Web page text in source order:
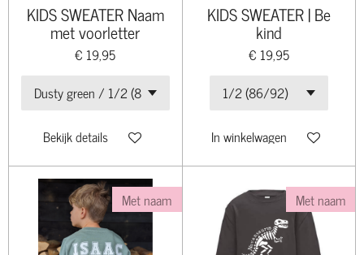
KIDS SWEATER Naam
met voorletter
€ 19,95
Bekijk details
KIDS SWEATER | Be
kind
€ 19,95
In winkelwagen
Met naam Met naam